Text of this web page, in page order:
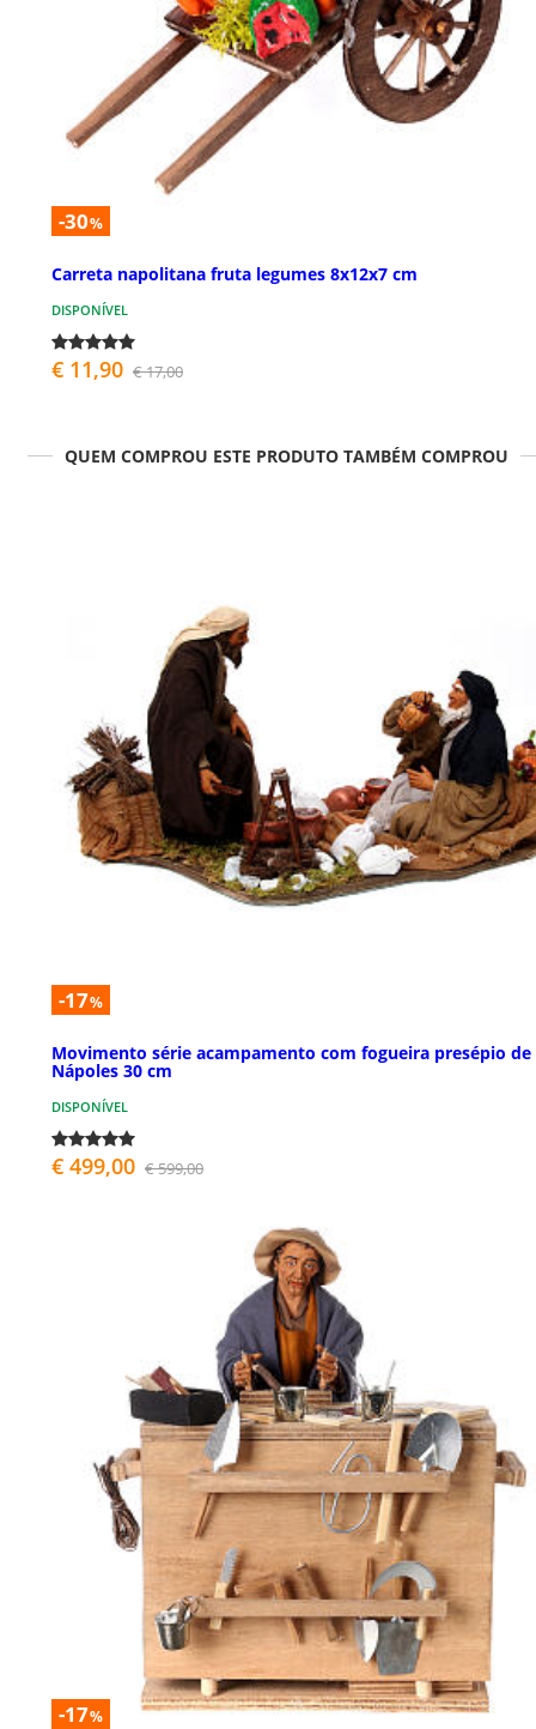
-30%
Carreta napolitana fruta legumes 8x12x7 cm
DISPONÍVEL
€ 11,90 € 17,00
QUEM COMPROU ESTE PRODUTO TAMBÉM COMPROU
-17%
Movimento série acampamento com fogueira presépio de
Nápoles 30 cm
DISPONÍVEL
€ 499,00 € 599,00
-17%